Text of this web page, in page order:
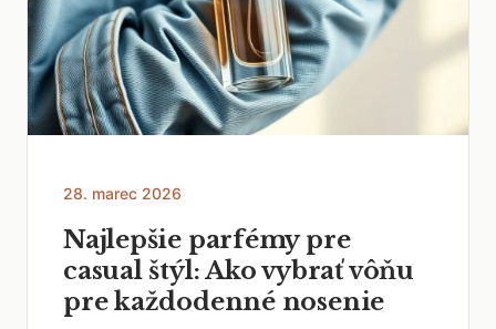
28. marec 2026
Najlepšie parfémy pre
casual štýl: Ako vybrať vôňu
pre každodenné nosenie